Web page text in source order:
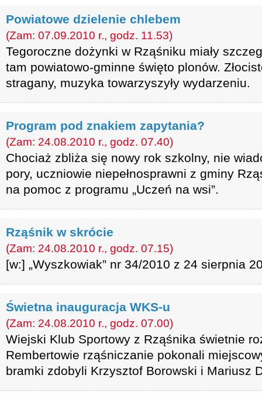
Powiatowe dzielenie chlebem
(Zam: 07.09.2010 r., godz. 11.53)
Tegoroczne dożynki w Rząśniku miały
tam powiatowo-gminne święto plonów.
stragany, muzyka towarzyszyły wydarzeniu.
Program pod znakiem zapytania?
(Zam: 24.08.2010 r., godz. 07.40)
Chociaż zbliża się nowy rok szkolny, nie
pory, uczniowie niepełnosprawni z gminy
na pomoc z programu „Uczeń na wsi”.
Rząśnik w skrócie
(Zam: 24.08.2010 r., godz. 07.15)
[w:] „Wyszkowiak” nr 34/2010 z 24 sierpnia
Świetna inauguracja WKS-u
(Zam: 24.08.2010 r., godz. 07.00)
Wiejski Klub Sportowy z Rząśnika świetnie
Rembertowie rząśniczanie pokonali
bramki zdobyli Krzysztof Borowski i Mariusz